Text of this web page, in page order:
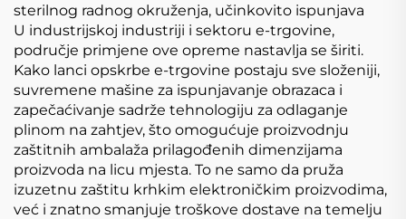
sterilnog radnog okruženja, učinkovito ispunjava
U industrijskoj industriji i sektoru e-trgovine,
područje primjene ove opreme nastavlja se širiti.
Kako lanci opskrbe e-trgovine postaju sve složeniji,
suvremene mašine za ispunjavanje obrazaca i
zapečaćivanje sadrže tehnologiju za odlaganje
plinom na zahtjev, što omogućuje proizvodnju
zaštitnih ambalaža prilagođenih dimenzijama
proizvoda na licu mjesta. To ne samo da pruža
izuzetnu zaštitu krhkim elektroničkim proizvodima,
već i znatno smanjuje troškove dostave na temelju